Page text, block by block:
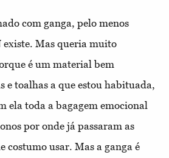
com ganga, pelo menos
existe. Mas queria muito
é um material bem
e toalhas a que estou habituada,
ela toda a bagagem emocional
por onde já passaram as
costumo usar. Mas a ganga é